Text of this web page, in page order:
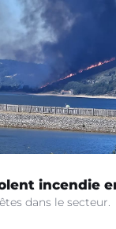
incendie
dans le secteur.